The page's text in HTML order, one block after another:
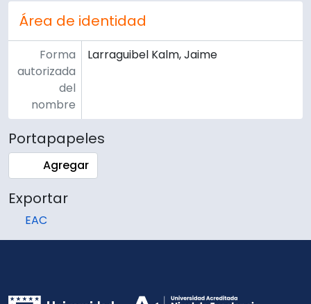
Área de identidad
Forma
autorizada
del
nombre
Larraguibel Kalm, Jaime
Portapapeles
Agregar
Exportar
EAC